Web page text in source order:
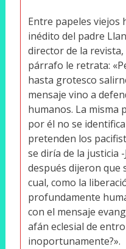
Entre papeles viejos
inédito del padre
director de la
párrafo le retrata:
hasta grotesco
mensaje vino a
humanos. La misma
por él no se
pretenden los
se diría de la justicia
después dijeron que
cual, como la
profundamente
con el mensaje
afán eclesial de
inoportunamente?».